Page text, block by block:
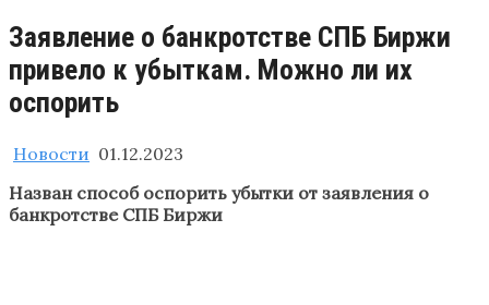
Заявление о банкротстве СПБ Биржи
привело к убыткам. Можно ли их
оспорить
Новости 01.12.2023
Назван способ оспорить убытки от заявления о
банкротстве СПБ Биржи